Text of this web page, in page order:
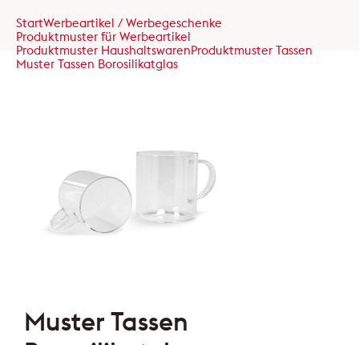
StartWerbeartikel / Werbegeschenke
Produktmuster für Werbeartikel
Produktmuster HaushaltswarenProduktmuster Tassen
Muster Tassen Borosilikatglas
Muster Tassen